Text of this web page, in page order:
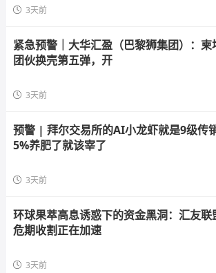
3天前
紧急预警｜大华汇盈（巴黎狮集团）：柬
团伙换壳第五弹，开
3天前
预警 | 拜尔交易所的AI小龙虾就是9级传
5%养肥了就该宰了
3天前
环球果萃高息诱惑下的资金黑洞：汇友
危期收割正在加速
3天前